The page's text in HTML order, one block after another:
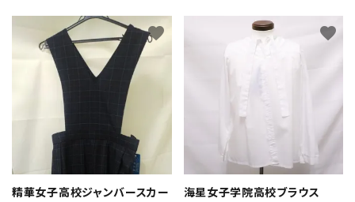
精華女子高校ジャンバースカー
favorite
海星女子学院高校ブラウス
favorite